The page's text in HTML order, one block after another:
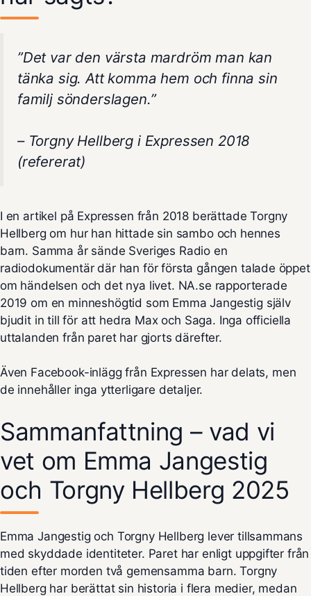
”Det var den värsta mardröm man kan
tänka sig. Att komma hem och finna sin
familj sönderslagen.”
– Torgny Hellberg i Expressen 2018
(refererat)
I en artikel på Expressen från 2018 berättade Torgny
Hellberg om hur han hittade sin sambo och hennes
barn. Samma år sände Sveriges Radio en
radiodokumentär där han för första gången talade öppet
om händelsen och det nya livet. NA.se rapporterade
2019 om en minneshögtid som Emma Jangestig själv
bjudit in till för att hedra Max och Saga. Inga officiella
uttalanden från paret har gjorts därefter.
Även Facebook-inlägg från Expressen har delats, men
de innehåller inga ytterligare detaljer.
Sammanfattning – vad vi
vet om Emma Jangestig
och Torgny Hellberg 2025
Emma Jangestig och Torgny Hellberg lever tillsammans
med skyddade identiteter. Paret har enligt uppgifter från
tiden efter morden två gemensamma barn. Torgny
Hellberg har berättat sin historia i flera medier, medan